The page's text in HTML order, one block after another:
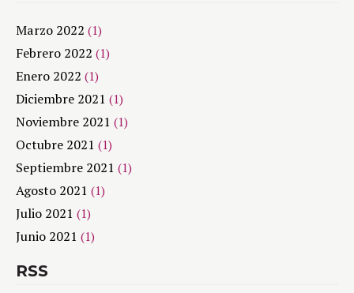
Marzo 2022 (1)
Febrero 2022 (1)
Enero 2022 (1)
Diciembre 2021 (1)
Noviembre 2021 (1)
Octubre 2021 (1)
Septiembre 2021 (1)
Agosto 2021 (1)
Julio 2021 (1)
Junio 2021 (1)
RSS